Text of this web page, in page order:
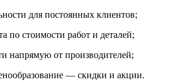
для постоянных клиентов;
по стоимости работ и деталей;
напрямую от производителей;
— скидки и акции.